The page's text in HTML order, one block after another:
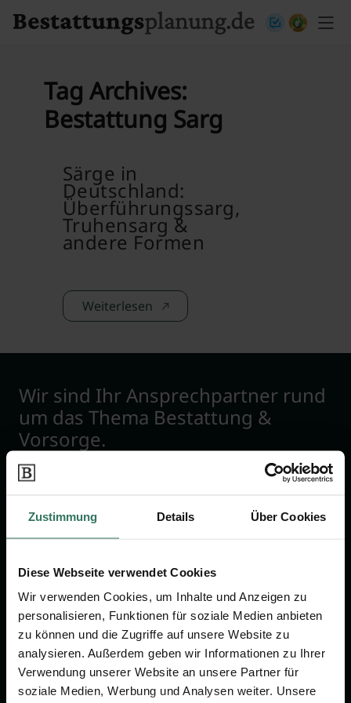
Zustimmung Details Über Cookies
Diese Webseite verwendet Cookies
Wir verwenden Cookies, um Inhalte und Anzeigen zu
personalisieren, Funktionen für soziale Medien anbieten
zu können und die Zugriffe auf unsere Website zu
analysieren. Außerdem geben wir Informationen zu Ihrer
Verwendung unserer Website an unsere Partner für
soziale Medien, Werbung und Analysen weiter. Unsere
Tag Archives:
Bestattung Sarg
Särge in
Deutschland:
Überführungssarg,
Truhensarg &
andere Formen
Weiterlesen
Wir sind Ihr Ansprechpartner rund
um das Thema Bestattung &
Vorsorge.
Vergleich
Ratgeber
Verzeichnis
Wissenswertes
Über uns
Online-Portal
Kostenlos registrieren